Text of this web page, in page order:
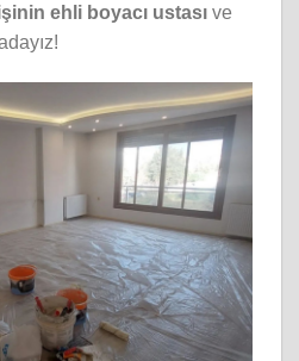
ehli boyacı ustası ve